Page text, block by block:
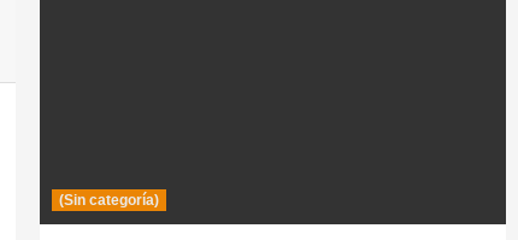
(Sin categoría)